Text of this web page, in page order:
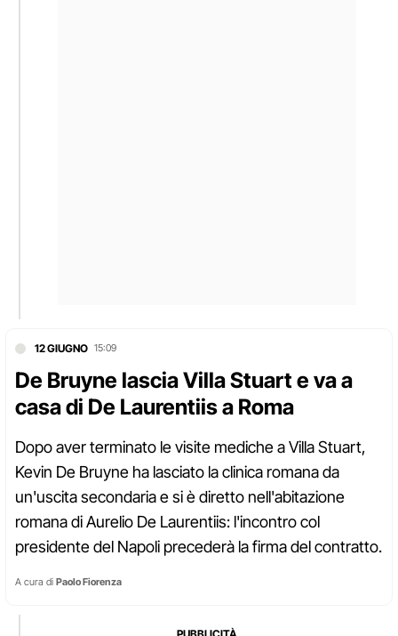
12 GIUGNO 15:09
De Bruyne lascia Villa Stuart e va a
casa di De Laurentiis a Roma
Dopo aver terminato le visite mediche a Villa Stuart,
Kevin De Bruyne ha lasciato la clinica romana da
un'uscita secondaria e si è diretto nell'abitazione
romana di Aurelio De Laurentiis: l'incontro col
presidente del Napoli precederà la firma del contratto.
A cura di Paolo Fiorenza